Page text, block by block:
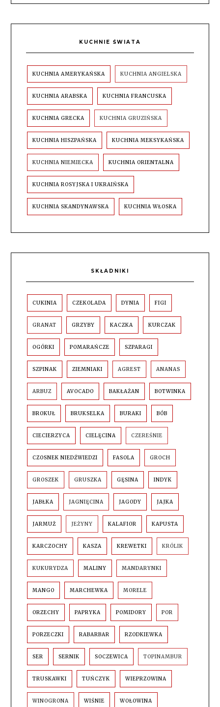
KUCHNIE ŚWIATA
KUCHNIA AMERYKAŃSKA KUCHNIA ANGIELSKA
KUCHNIA ARABSKA KUCHNIA FRANCUSKA
KUCHNIA GRECKA KUCHNIA GRUZIŃSKA
KUCHNIA HISZPAŃSKA KUCHNIA MEKSYKAŃSKA
KUCHNIA NIEMIECKA KUCHNIA ORIENTALNA
KUCHNIA ROSYJSKA I UKRAIŃSKA
KUCHNIA SKANDYNAWSKA KUCHNIA WŁOSKA
SKŁADNIKI
CUKINIA CZEKOLADA DYNIA FIGI
GRANAT GRZYBY KACZKA KURCZAK
OGÓRKI POMARAŃCZE SZPARAGI
SZPINAK ZIEMNIAKI AGREST ANANAS
ARBUZ AVOCADO BAKŁAŻAN BOTWINKA
BROKUŁ BRUKSELKA BURAKI BÓB
CIECIERZYCA CIELĘCINA CZEREŚNIE
CZOSNEK NIEDŹWIEDZI FASOLA GROCH
GROSZEK GRUSZKA GĘSINA INDYK
JABŁKA JAGNIĘCINA JAGODY JAJKA
JARMUŻ JEŻYNY KALAFIOR KAPUSTA
KARCZOCHY KASZA KREWETKI KRÓLIK
KUKURYDZA MALINY MANDARYNKI
MANGO MARCHEWKA MORELE
ORZECHY PAPRYKA POMIDORY POR
PORZECZKI RABARBAR RZODKIEWKA
SER SERNIK SOCZEWICA TOPINAMBUR
TRUSKAWKI TUŃCZYK WIEPRZOWINA
WINOGRONA WIŚNIE WOŁOWINA